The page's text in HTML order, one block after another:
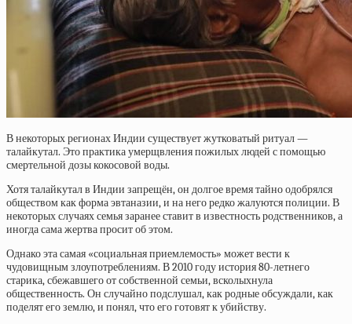
В некоторых регионах Индии существует жутковатый ритуал —
талайкутал. Это практика умерщвления пожилых людей с помощью
смертельной дозы кокосовой воды.
Хотя талайкутал в Индии запрещён, он долгое время тайно одобрялся
обществом как форма эвтаназии, и на него редко жалуются полиции. В
некоторых случаях семья заранее ставит в известность родственников, а
иногда сама жертва просит об этом.
Однако эта самая «социальная приемлемость» может вести к
чудовищным злоупотреблениям. В 2010 году история 80-летнего
старика, сбежавшего от собственной семьи, всколыхнула
общественность. Он случайно подслушал, как родные обсуждали, как
поделят его землю, и понял, что его готовят к убийству.